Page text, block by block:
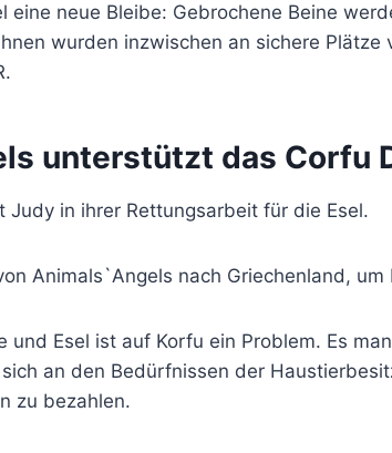
eine neue Bleibe: Gebrochene Beine
wurden inzwischen an sichere
unterstützt das Corfu
in ihrer Rettungsarbeit für die Esel.
Animals`Angels nach Griechenland,
und Esel ist auf Korfu ein Problem. Es
an den Bedürfnissen der
zu bezahlen.